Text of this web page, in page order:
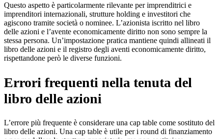
Questo aspetto è particolarmente rilevante per imprenditrici e
imprenditori internazionali, strutture holding e investitori che
agiscono tramite società o nominee. L’azionista iscritto nel libro
delle azioni e l’avente economicamente diritto non sono sempre la
stessa persona. Un’impostazione pratica mantiene quindi allineati il
libro delle azioni e il registro degli aventi economicamente diritto,
rispettandone però le diverse funzioni.
Errori frequenti nella tenuta del
libro delle azioni
L’errore più frequente è considerare una cap table come sostituto del
libro delle azioni. Una cap table è utile per i round di finanziamento